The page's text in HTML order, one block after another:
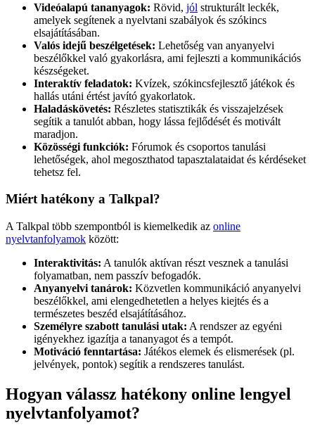
Videóalapú tananyagok: Rövid, jól strukturált leckék,
amelyek segítenek a nyelvtani szabályok és szókincs
elsajátításában.
Valós idejű beszélgetések: Lehetőség van anyanyelvi
beszélőkkel való gyakorlásra, ami fejleszti a kommunikációs
készségeket.
Interaktív feladatok: Kvízek, szókincsfejlesztő játékok és
hallás utáni értést javító gyakorlatok.
Haladáskövetés: Részletes statisztikák és visszajelzések
segítik a tanulót abban, hogy lássa fejlődését és motivált
maradjon.
Közösségi funkciók: Fórumok és csoportos tanulási
lehetőségek, ahol megoszthatod tapasztalataidat és kérdéseket
tehetsz fel.
Miért hatékony a Talkpal?
A Talkpal több szempontból is kiemelkedik az online
nyelvtanfolyamok között:
Interaktivitás: A tanulók aktívan részt vesznek a tanulási
folyamatban, nem passzív befogadók.
Anyanyelvi tanárok: Közvetlen kommunikáció anyanyelvi
beszélőkkel, ami elengedhetetlen a helyes kiejtés és a
természetes beszéd elsajátításához.
Személyre szabott tanulási utak: A rendszer az egyéni
igényekhez igazítja a tananyagot és a tempót.
Motiváció fenntartása: Játékos elemek és elismerések (pl.
jelvények, pontok) segítik a rendszeres tanulást.
Hogyan válassz hatékony online lengyel
nyelvtanfolyamot?